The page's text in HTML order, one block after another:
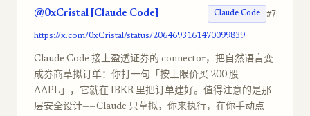
@0xCristal [Claude Code] Claude Code #7
https://x.com/0xCristal/status/2064693161470099839
Claude Code 接上盈透证券的 connector，把自然语言变
成券商草拟订单：你打一句「按上限价买 200 股
AAPL」，它就在 IBKR 里把订单建好。值得注意的是那
层安全设计——Claude 只草拟，你来执行，在你手动点